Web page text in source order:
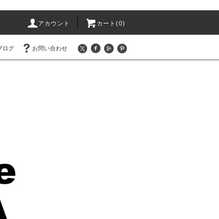
アカウント カート(0)
ログ お問い合わせ